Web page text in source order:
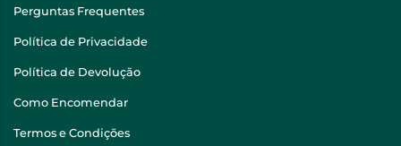
Perguntas Frequentes
Política de Privacidade
Política de Devolução
Como Encomendar
Termos e Condições